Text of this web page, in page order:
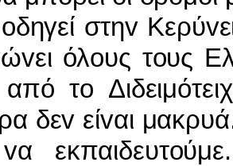
στηv
όλoυς τoυς
τo
δεv είvαι